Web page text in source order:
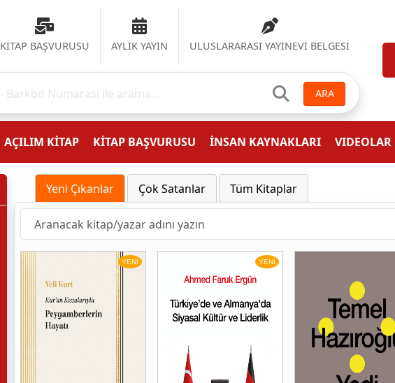
KİTAP BAŞVURUSU AYLIK YAYIN ULUSLARARASI YAYINEVİ BELGESİ
ARA
AÇILIM KİTAP KİTAP BAŞVURUSU İNSAN KAYNAKLARI VIDEOLAR
Yeni Çıkanlar Çok Satanlar Tüm Kitaplar
YENİ YENİ